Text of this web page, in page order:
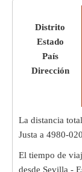
Distrito
Estado
País
Dirección
La distancia
Justa a 4980-
El tiempo de
desde Sevilla -